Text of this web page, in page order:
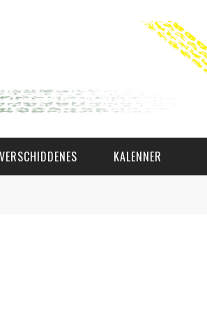
VERSCHIDDENES KALENNER